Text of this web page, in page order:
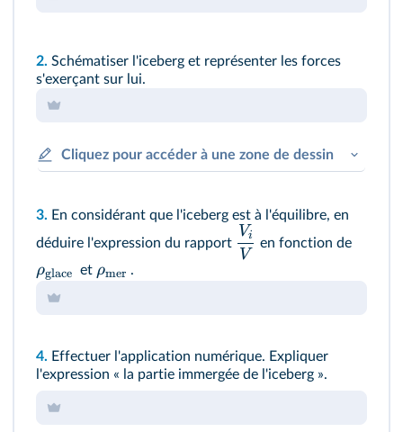
2. Schématiser l'iceberg et représenter les forces
s'exerçant sur lui.
Cliquez pour accéder à une zone de dessin
3. En considérant que l'iceberg est à l'équilibre, en
déduire l'expression du rapport
V
Vi
en fonction de
ρglace et ρmer .
4. Effectuer l'application numérique. Expliquer
l'expression « la partie immergée de l'iceberg ».